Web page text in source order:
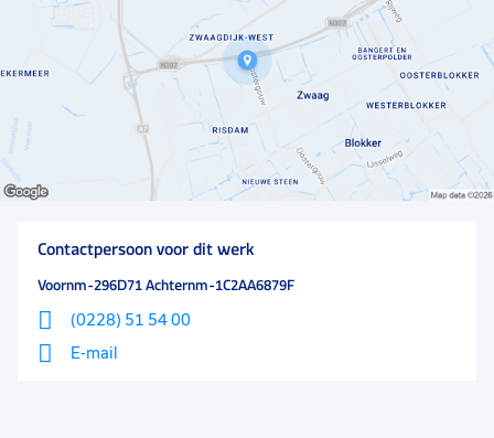
betrouwbaarheid" waar te maken!
Contactpersoon voor dit werk
Voornm-296D71 Achternm-1C2AA6879F
(0228) 51 54 00
E-mail